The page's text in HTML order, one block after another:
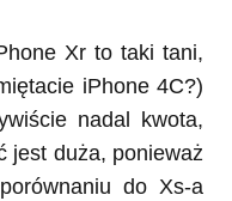
Xr to taki tani,
iPhone 4C?)
nadal kwota,
jest duża, ponieważ
do Xs-a